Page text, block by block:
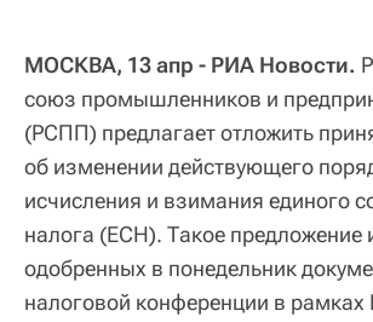
МОСКВА, 13 апр - РИА Новости.
союз промышленников и
(РСПП) предлагает отложить
об изменении действующего
исчисления и взимания единого
налога (ЕСН). Такое предложение
одобренных в понедельник
налоговой конференции в рамках